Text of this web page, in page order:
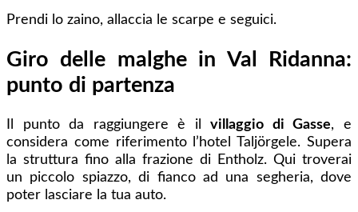
Prendi lo zaino, allaccia le scarpe e seguici.
Giro delle malghe in Val Ridanna:
punto di partenza
Il punto da raggiungere è ilvillaggio di Gasse, e
considera come riferimento l’hotel Taljörgele. Supera
la struttura fino alla frazione di Entholz. Qui troverai
un piccolo spiazzo, di fianco ad una segheria, dove
poter lasciare la tua auto.